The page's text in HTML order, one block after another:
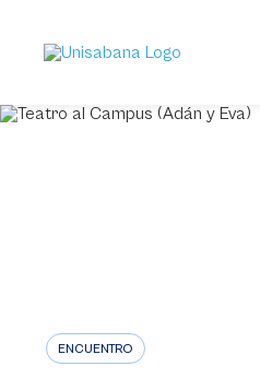
contenido
principal
ENCUENTRO